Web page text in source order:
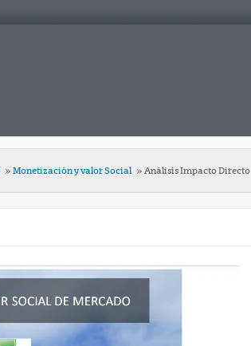
Monetización y valor Social Análisis Impacto Directo